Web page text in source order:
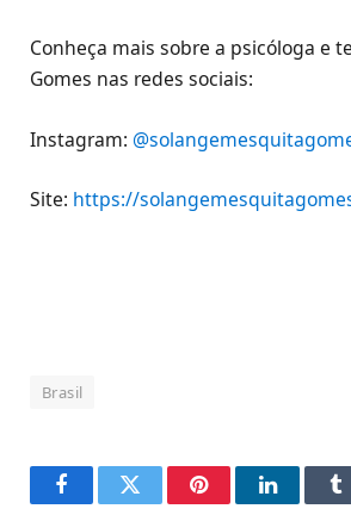
Conheça mais sobre a psicóloga e
Gomes nas redes sociais:
Instagram:
Site: https://
Brasil
FacebookTwitter PinterestLinkedIn